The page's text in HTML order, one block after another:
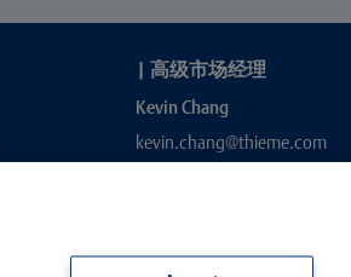
| 高级市场经理
Kevin Chang
kevin.chang@thieme.com